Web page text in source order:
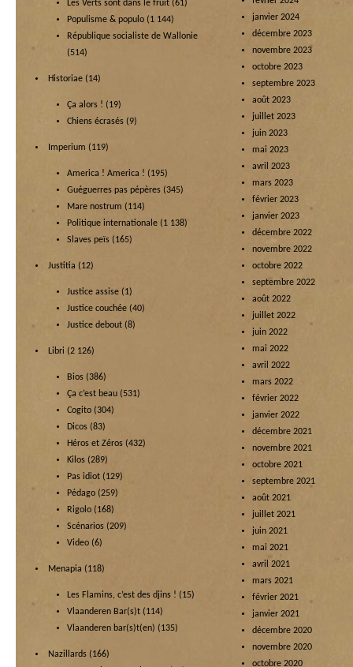
Les Verts sont dans le fruit (61)
Populisme & populo (1 144)
République socialiste de Wallonie
(514)
Historiae (14)
Ça alors ! (19)
Chiens écrasés (9)
Imperium (119)
America ! America ! (195)
Guéguerres pas pépères (345)
Mare nostrum (114)
Politique internationale (1 138)
Slaves peïs (165)
Justitia (12)
Justice assise (1)
Justice couchée (40)
Justice debout (8)
Libri (2 126)
Bios (386)
Ça c’est beau (531)
Cogito (304)
Dicos (83)
Héros et Zéros (432)
Kilos (289)
Pas idiot (129)
Pédago (259)
Rigolo (168)
Scénarios (209)
Video (6)
Menapia (118)
Les Flamins, c’est des djins ! (15)
Vlaanderen Bar(s)t (114)
Vlaanderen bar(s)t(en) (135)
Nazillards (166)
janvier 2024
décembre 2023
novembre 2023
octobre 2023
septembre 2023
août 2023
juillet 2023
juin 2023
mai 2023
avril 2023
mars 2023
février 2023
janvier 2023
décembre 2022
novembre 2022
octobre 2022
septembre 2022
août 2022
juillet 2022
juin 2022
mai 2022
avril 2022
mars 2022
février 2022
janvier 2022
décembre 2021
novembre 2021
octobre 2021
septembre 2021
août 2021
juillet 2021
juin 2021
mai 2021
avril 2021
mars 2021
février 2021
janvier 2021
décembre 2020
novembre 2020
octobre 2020